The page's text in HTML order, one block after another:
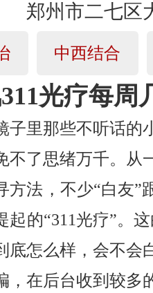
郑州市二七区
中西结合
光疗每周
子里那些不听话的
不了思绪万千。从
方法，不少“白友”
起的“311光疗”。
底怎么样，会不会
，在后台收到较多